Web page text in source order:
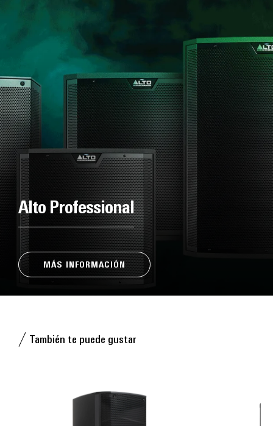
Alto Professional
MÁS INFORMACIÓN
También te puede gustar